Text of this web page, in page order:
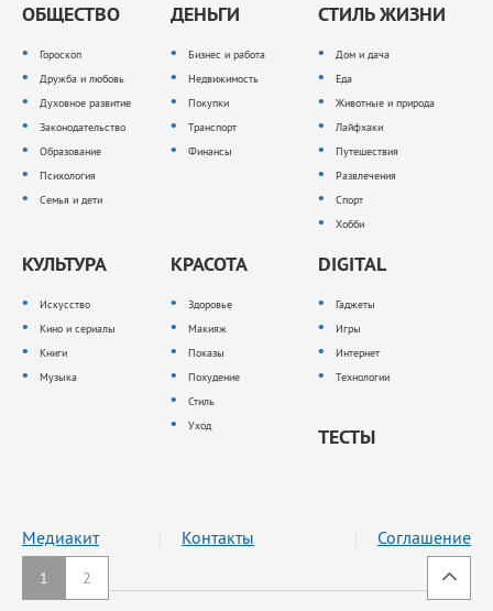
1 2
ОБЩЕСТВО
Гороскоп
Дружба и любовь
Духовное развитие
Законодательство
Образование
Психология
Семья и дети
ДЕНЬГИ
Бизнес и работа
Недвижимость
Покупки
Транспорт
Финансы
СТИЛЬ ЖИЗНИ
Дом и дача
Еда
Животные и природа
Лайфхаки
Путешествия
Развлечения
Спорт
Хобби
КУЛЬТУРА
Искусство
Кино и сериалы
Книги
Музыка
КРАСОТА
Здоровье
Макияж
Показы
Похудение
Стиль
Уход
DIGITAL
Гаджеты
Игры
Интернет
Технологии
ТЕСТЫ
Медиакит Контакты Соглашение